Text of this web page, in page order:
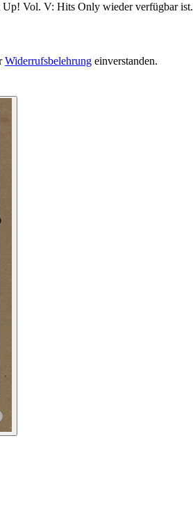
Vol. V: Hits Only wieder verfügbar ist.
Widerrufsbelehrung einverstanden.